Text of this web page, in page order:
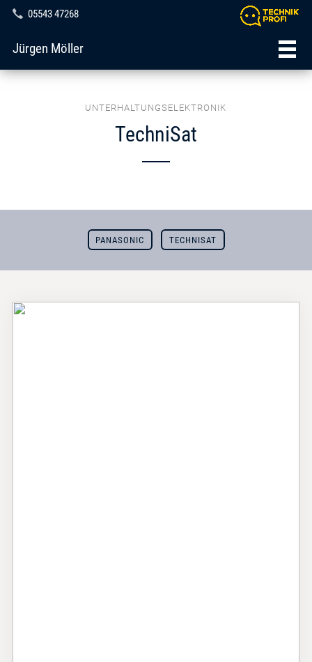
05543 47268
Jürgen Möller
UNTERHALTUNGSELEKTRONIK
TechniSat
PANASONIC TECHNISAT